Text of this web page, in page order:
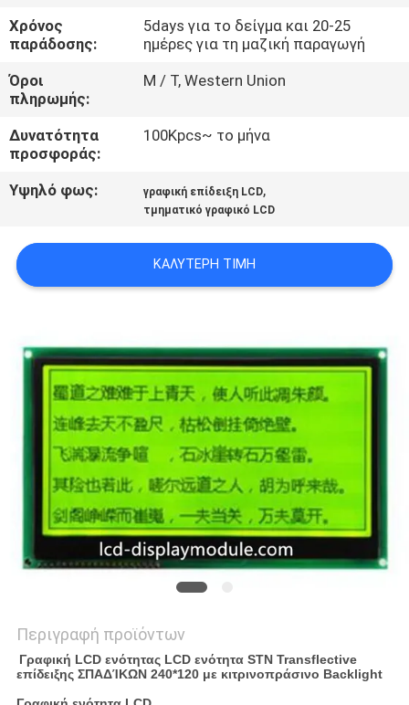
ΝΈΑ
ΖΗΤΉΣΤΕ
ΈΝΑ
ΑΠΌΣΠΑΣΜΑ
SITEMAP
ΠΟΛΙΤΙΚΉ
Χρόνος
παράδοσης:
5days για το δείγμα και 20-25
ημέρες για τη μαζική παραγωγή
Όροι
πληρωμής:
Μ / Τ, Western Union
Δυνατότητα
προσφοράς:
100Kpcs~ το μήνα
Υψηλό φως: γραφική επίδειξη LCD,
τμηματικό γραφικό LCD
ΚΑΛΎΤΕΡΗ ΤΙΜΉ
Περιγραφή προϊόντων
Γραφική LCD ενότητας LCD ενότητα STN Transflective
επίδειξης ΣΠΑΔΊΚΩΝ 240*120 με κιτρινοπράσινο Backlight